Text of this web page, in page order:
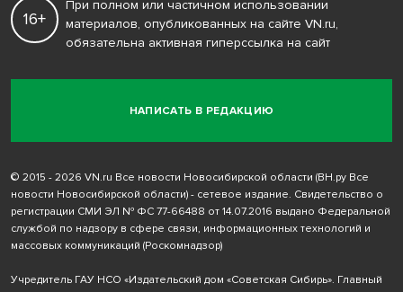
НАПИСАТЬ В РЕДАКЦИЮ
16+
При полном или частичном использовании
материалов, опубликованных на сайте VN.ru,
обязательна активная гиперссылка на сайт
© 2015 - 2026 VN.ru Все новости Новосибирской области (ВН.ру Все
новости Новосибирской области) - сетевое издание. Свидетельство о
регистрации СМИ ЭЛ № ФС 77-66488 от 14.07.2016 выдано Федеральной
службой по надзору в сфере связи, информационных технологий и
массовых коммуникаций (Роскомнадзор)
Учредитель ГАУ НСО «Издательский дом «Советская Сибирь». Главный